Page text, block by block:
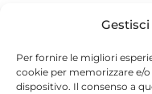
Per fornire le migliori
cookie per memorizzare e/
dispositivo. Il consenso a